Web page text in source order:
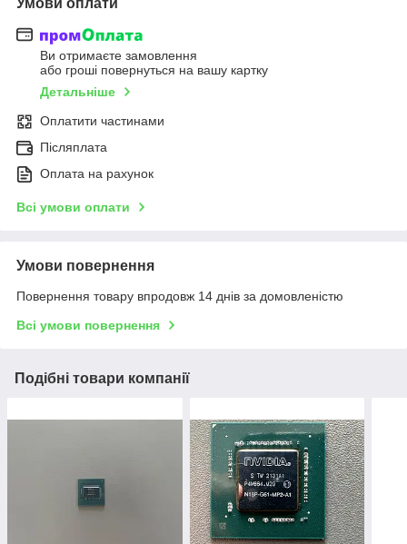
Ви отримаєте замовлення
або гроші повернуться на вашу картку
Детальніше
Оплатити частинами
Післяплата
Оплата на рахунок
Всі умови оплати
Умови повернення
Повернення товару впродовж 14 днів за домовленістю
Всі умови повернення
Подібні товари компанії